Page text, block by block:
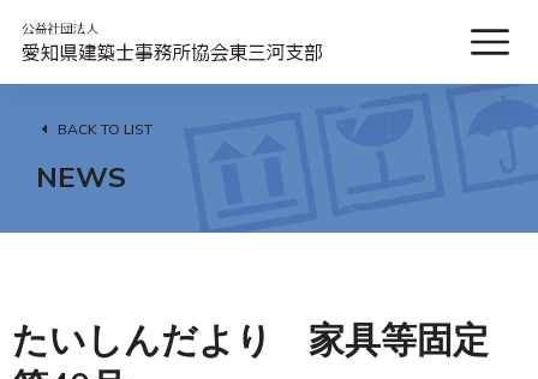
BACK TO LIST
NEWS
たいしんだより 家具等固定